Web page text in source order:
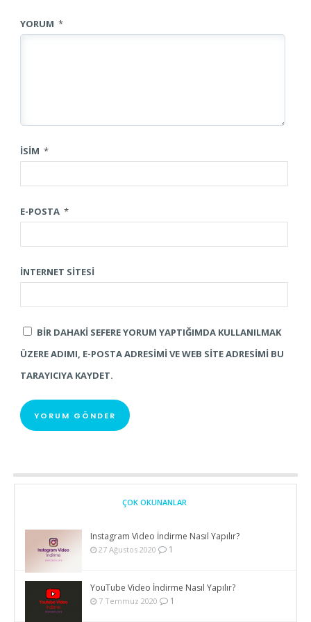
YORUM *
İSIM *
E-POSTA *
İNTERNET SITESI
BIR DAHAKI SEFERE YORUM YAPTIĞIMDA KULLANILMAK
ÜZERE ADIMI, E-POSTA ADRESIMI VE WEB SITE ADRESIMI BU
TARAYICIYA KAYDET.
ÇOK OKUNANLAR
Instagram Video İndirme Nasıl Yapılır?
27 Ağustos 2020 1
YouTube Video İndirme Nasıl Yapılır?
7 Temmuz 2020 1